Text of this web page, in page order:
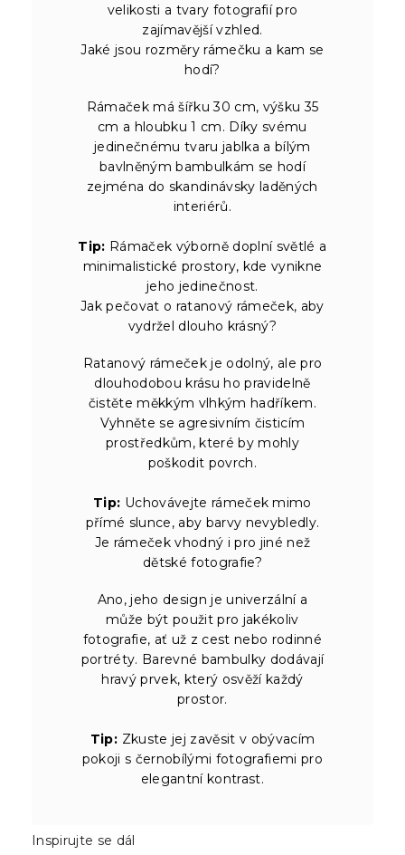
velikosti a tvary fotografií pro
zajímavější vzhled.
Jaké jsou rozměry rámečku a kam se
hodí?
Rámaček má šířku 30 cm, výšku 35
cm a hloubku 1 cm. Díky svému
jedinečnému tvaru jablka a bílým
bavlněným bambulkám se hodí
zejména do skandinávsky laděných
interiérů.
Tip: Rámaček výborně doplní světlé a
minimalistické prostory, kde vynikne
jeho jedinečnost.
Jak pečovat o ratanový rámeček, aby
vydržel dlouho krásný?
Ratanový rámeček je odolný, ale pro
dlouhodobou krásu ho pravidelně
čistěte měkkým vlhkým hadříkem.
Vyhněte se agresivním čisticím
prostředkům, které by mohly
poškodit povrch.
Tip: Uchovávejte rámeček mimo
přímé slunce, aby barvy nevybledly.
Je rámeček vhodný i pro jiné než
dětské fotografie?
Ano, jeho design je univerzální a
může být použit pro jakékoliv
fotografie, ať už z cest nebo rodinné
portréty. Barevné bambulky dodávají
hravý prvek, který osvěží každý
prostor.
Tip: Zkuste jej zavěsit v obývacím
pokoji s černobílými fotografiemi pro
elegantní kontrast.
Inspirujte se dál